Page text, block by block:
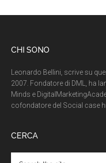
CHI SONO
Leonardo Bellini, scrive su
2007. Fondatore di DML, ha
Minds e
cofondatore del Social case
CERCA